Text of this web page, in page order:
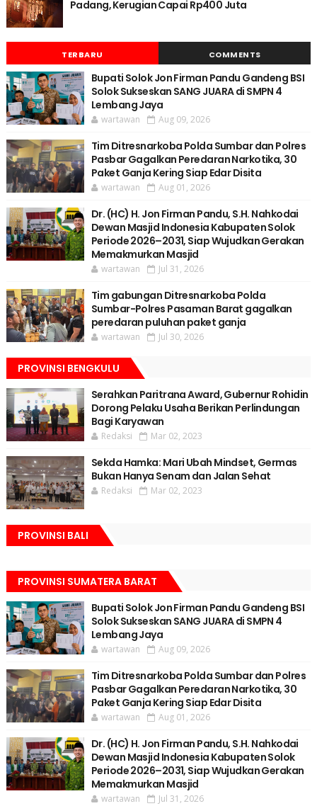
Padang, Kerugian Capai Rp400 Juta
TERBARU COMMENTS
Bupati Solok Jon Firman Pandu Gandeng BSI
Solok Sukseskan SANG JUARA di SMPN 4
Lembang Jaya
wartawan Aug 09, 2026
Tim Ditresnarkoba Polda Sumbar dan Polres
Pasbar Gagalkan Peredaran Narkotika, 30
Paket Ganja Kering Siap Edar Disita
wartawan Aug 01, 2026
Dr. (HC) H. Jon Firman Pandu, S.H. Nahkodai
Dewan Masjid Indonesia Kabupaten Solok
Periode 2026–2031, Siap Wujudkan Gerakan
Memakmurkan Masjid
wartawan Jul 31, 2026
Tim gabungan Ditresnarkoba Polda
Sumbar-Polres Pasaman Barat gagalkan
peredaran puluhan paket ganja
wartawan Jul 30, 2026
PROVINSI BENGKULU
Serahkan Paritrana Award, Gubernur Rohidin
Dorong Pelaku Usaha Berikan Perlindungan
Bagi Karyawan
Redaksi Mar 02, 2023
Sekda Hamka: Mari Ubah Mindset, Germas
Bukan Hanya Senam dan Jalan Sehat
Redaksi Mar 02, 2023
PROVINSI BALI
PROVINSI SUMATERA BARAT
Bupati Solok Jon Firman Pandu Gandeng BSI
Solok Sukseskan SANG JUARA di SMPN 4
Lembang Jaya
wartawan Aug 09, 2026
Tim Ditresnarkoba Polda Sumbar dan Polres
Pasbar Gagalkan Peredaran Narkotika, 30
Paket Ganja Kering Siap Edar Disita
wartawan Aug 01, 2026
Dr. (HC) H. Jon Firman Pandu, S.H. Nahkodai
Dewan Masjid Indonesia Kabupaten Solok
Periode 2026–2031, Siap Wujudkan Gerakan
Memakmurkan Masjid
wartawan Jul 31, 2026